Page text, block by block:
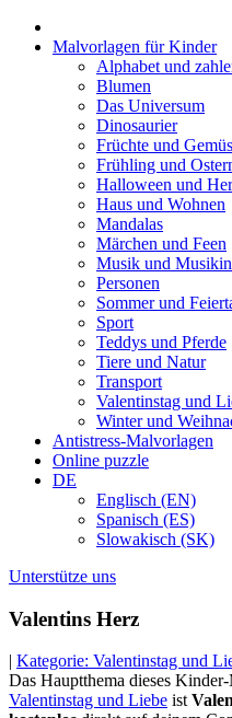
Malvorlagen für Kinder
Alphabet und
Blumen
Das Universum
Dinosaurier
Früchte und
Frühling und
Halloween und
Haus und Wohnen
Mandalas
Märchen und Feen
Musik und
Personen
Sommer und
Sport
Teddys und Pferde
Tiere und Natur
Transport
Valentinstag und
Winter und
Antistress-Malvorlagen
Online puzzle
DE
Englisch (EN)
Spanisch (ES)
Slowakisch (SK)
Unterstütze uns
Valentins Herz
| Kategorie: Valentinstag und
Das Hauptthema dieses
Valentinstag und Liebe ist